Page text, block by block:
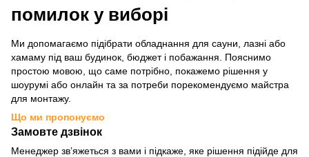
помилок у виборі
Ми допомагаємо підібрати обладнання для сауни, лазні або
хамаму під ваш будинок, бюджет і побажання. Пояснимо
простою мовою, що саме потрібно, покажемо рішення у
шоурумі або онлайн та за потреби порекомендуємо майстра
для монтажу.
Що ми пропонуємо
Замовте дзвінок
Менеджер зв’яжеться з вами і підкаже, яке рішення підійде для